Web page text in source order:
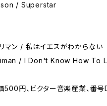
/ Superstar
リマン / 私はイエスがわからない
/ I Don't Know How To
500円、ビクター音楽産業、番